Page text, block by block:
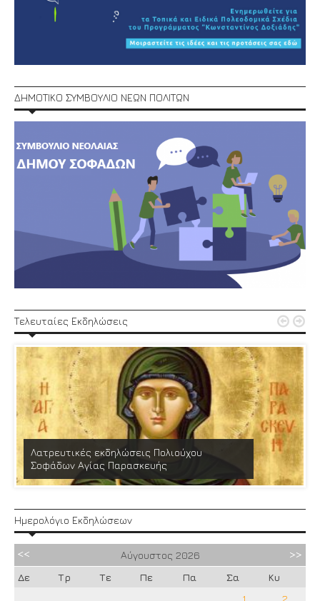
ΔΗΜΟΤΙΚΟ ΣΥΜΒΟΥΛΙΟ ΝΕΩΝ ΠΟΛΙΤΩΝ
Τελευταίες Εκδηλώσεις
Λατρευτικές εκδηλώσεις Πολιούχου
Σοφάδων Αγίας Παρασκευής
 
Ημερολόγιο Εκδηλώσεων
Αύγουστος 2026
Δε
Τρ Τε Πε Πα Σα
Κυ